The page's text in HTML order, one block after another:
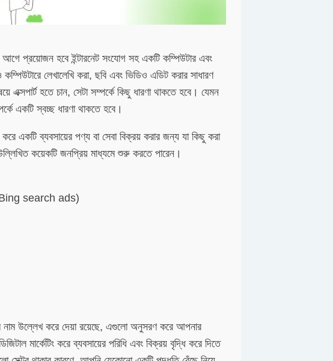
প্রয়োজন হবে ইন্টারনেট সংযোগ সহ একটি কম্পিউটার এবং
কম্পিউটারে লেখালেখি করা, ছবি এবং ভিডিও এডিট করার সাধারণ
এক্সপার্ট হতে চান, সেটা সম্পর্কে কিছু ধারণা থাকতে হবে। যেমন
একটি স্বচ্ছ ধারণা থাকতে হবে।
করে একটি ব্যবসায়ের পণ্য বা সেবা বিক্রয় করার জন্য যা কিছু করা
কয়েকটি জনপ্রিয় মাধ্যমে শুরু করতে পারেন।
Bing search ads)
নাম উল্লেখ করে দেয়া রয়েছে, এগুলো অনুসরণ করে আপনার
মার্কেটিং করে ব্যবসায়ের পরিধি এবং বিক্রয় বৃদ্ধি করে দিতে